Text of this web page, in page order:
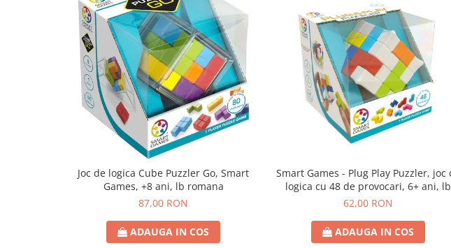
Joc de logica Cube Puzzler Go, Smart
Games, +8 ani, lb romana
87,00 RON
ADAUGA IN COS
Smart Games - Plug Play Puzzler, joc de
logica cu 48 de provocari, 6+ ani, lb
romana
62,00 RON
ADAUGA IN COS